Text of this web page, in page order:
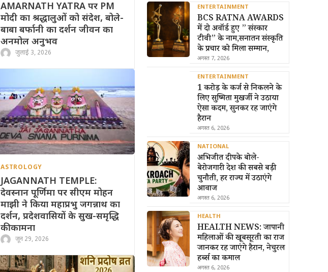
AMARNATH YATRA पर PM
मोदी का श्रद्धालुओं को संदेश, बोले-
बाबा बर्फानी का दर्शन जीवन का
अनमोल अनुभव
जुलाई 3, 2026
ASTROLOGY
JAGANNATH TEMPLE:
देवस्नान पूर्णिमा पर सीएम मोहन
माझी ने किया महाप्रभु जगन्नाथ का
दर्शन, प्रदेशवासियों के सुख-समृद्धि
की कामना
जून 29, 2026
ENTERTAINMENT
BCS RATNA AWARDS
में दो अवॉर्ड हुए ” संस्कार
टीवी” के नाम,सनातन संस्कृति
के प्रचार को मिला सम्मान,
अगस्त 7, 2026
ENTERTAINMENT
1 करोड़ के कर्ज से निकलने के
लिए सुष्मिता मुखर्जी ने उठाया
ऐसा कदम, सुनकर रह जाएंगे
हैरान
अगस्त 6, 2026
NATIONAL
अभिजीत दीपके बोले-
बेरोजगारी देश की सबसे बड़ी
चुनौती, हर राज्य में उठाएंगे
आवाज
अगस्त 6, 2026
HEALTH
HEALTH NEWS: जापानी
महिलाओं की खूबसूरती का राज
जानकर रह जाएंगे हैरान, नेचुरल
हर्ब्स का कमाल
अगस्त 6, 2026